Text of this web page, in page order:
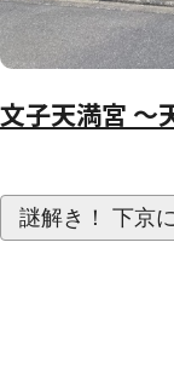
文子天満宮 ～
謎解き！ 下京